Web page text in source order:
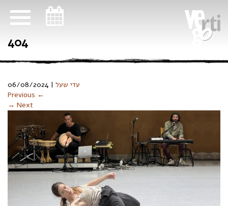
404
עדי שעל |
06/08/2024
Previous ←
→ Next